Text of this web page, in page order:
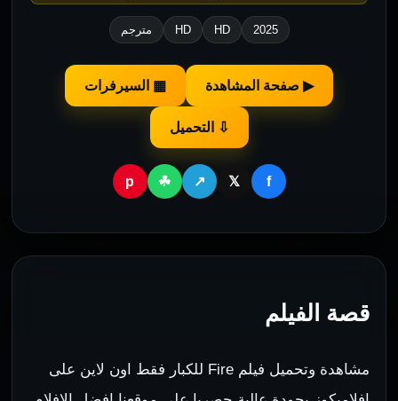
2025
HD
HD مترجم
▶ صفحة المشاهدة ▦ السيرفرات
⇩ التحميل
f
𝕏
↗
☘
p
قصة الفيلم
مشاهدة وتحميل فيلم Fire للكبار فقط اون لاين على